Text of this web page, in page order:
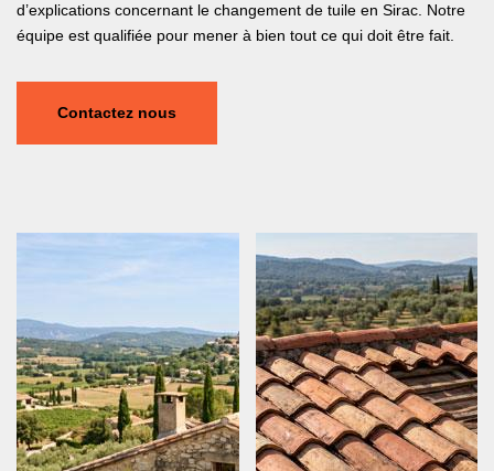
d’explications concernant le changement de tuile en Sirac. Notre
équipe est qualifiée pour mener à bien tout ce qui doit être fait.
Contactez nous